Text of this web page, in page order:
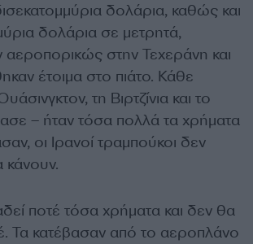
δολάρια, καθώς και
δολάρια σε μετρητά,
στην Τεχεράνη και
έτοιμα στο πιάτο. Κάθε
τη Βιρτζίνια και το
– ήταν τόσα πολλά τα χρήματα
οι Ιρανοί τραμπούκοι δεν
κάνουν.
ποτέ τόσα χρήματα και δεν θα
Τα κατέβασαν από το αεροπλάνο